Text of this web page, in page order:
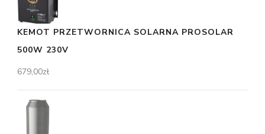
KEMOT PRZETWORNICA SOLARNA PROSOLAR
500W 230V
679,00zł